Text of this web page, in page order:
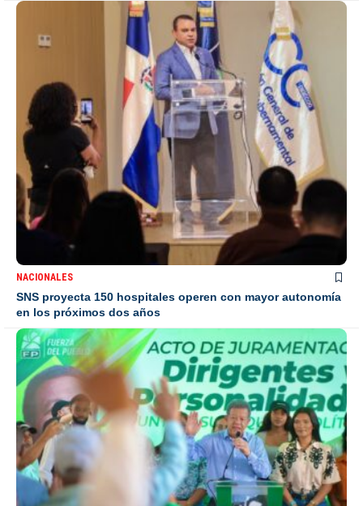
NACIONALES
SNS proyecta 150 hospitales operen con mayor autonomía
en los próximos dos años